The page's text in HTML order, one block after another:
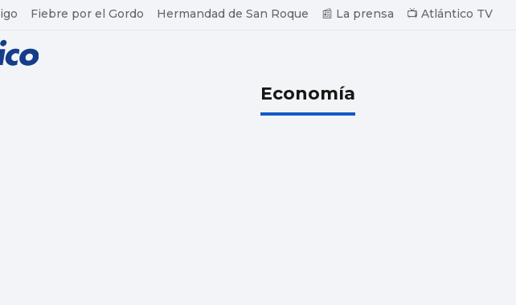
Fiebre por el Gordo Hermandad de San Roque 📰 La prensa 📺 Atlántico TV
Economía